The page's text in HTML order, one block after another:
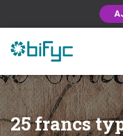
25 francs